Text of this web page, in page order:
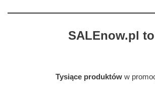
SALEnow.pl
Tysiące produktów w